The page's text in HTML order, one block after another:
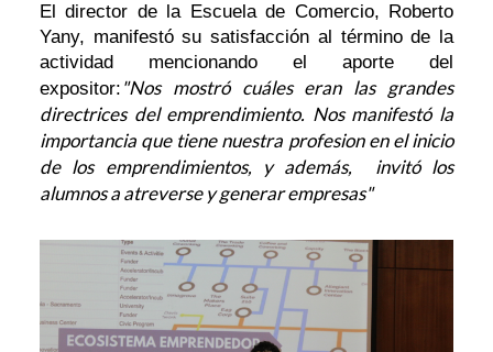
El director de la Escuela de Comercio, Roberto
Yany, manifestó su satisfacción al término de la
actividad mencionando el aporte del
expositor: "Nos mostró cuáles eran las grandes
directrices del emprendimiento. Nos manifestó la
importancia que tiene nuestra profesion en el inicio
de los emprendimientos, y además, invitó los
alumnos a atreverse y generar empresas"